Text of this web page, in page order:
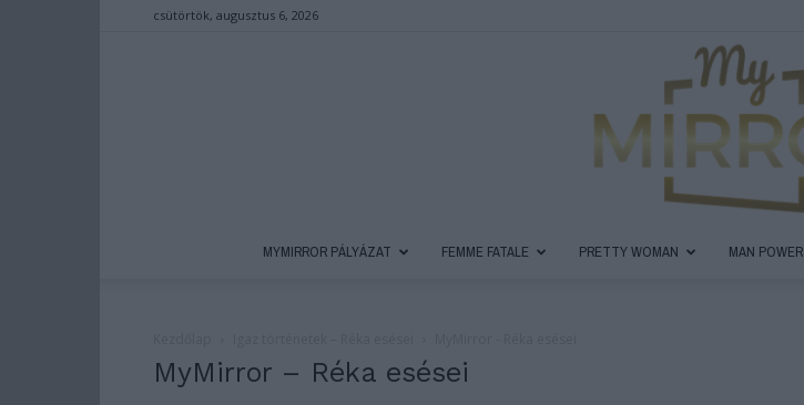
csütörtök, augusztus 6, 2026
MYMIRROR PÁLYÁZAT FEMME FATALE PRETTY WOMAN MAN POWER
MyMirror – Réka esései